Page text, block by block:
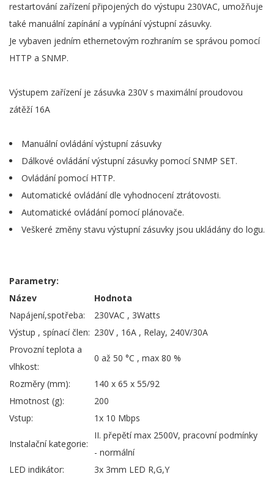
restartování zařízení připojených do výstupu 230VAC, umožňuje
také manuální zapínání a vypínání výstupní zásuvky.
Je vybaven jedním ethernetovým rozhraním se správou pomocí
HTTP a SNMP.
Výstupem zařízení je zásuvka 230V s maximální proudovou
zátěží 16A
Manuální ovládání výstupní zásuvky
Dálkové ovládání výstupní zásuvky pomocí SNMP SET.
Ovládání pomocí HTTP.
Automatické ovládání dle vyhodnocení ztrátovosti.
Automatické ovládání pomocí plánovače.
Veškeré změny stavu výstupní zásuvky jsou ukládány do logu.
Parametry:
Název
Hodnota
Napájení,spotřeba:
230VAC , 3Watts
Výstup , spínací člen: 230V , 16A , Relay, 240V/30A
Provozní teplota a
vlhkost:
0 až 50 °C , max 80 %
Rozměry (mm):
140 x 65 x 55/92
Hmotnost (g):
200
Vstup:
1x 10 Mbps
Instalační kategorie:
II. přepětí max 2500V, pracovní podmínky
- normální
LED indikátor:
3x 3mm LED R,G,Y